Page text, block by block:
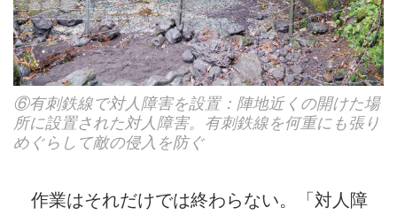
⑥有刺鉄線で対人障害を設置：陣地近くの開けた場
所に設置された対人障害。有刺鉄線を何重にも張り
めぐらして敵の侵入を防ぐ
作業はそれだけでは終わらない。「対人障